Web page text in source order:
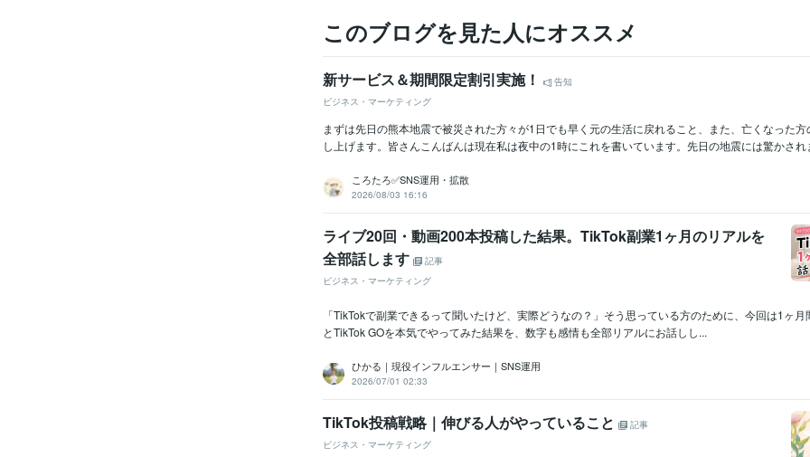
このブログを見た人にオススメ
新サービス＆期間限定割引実施！
告知
ビジネス・マーケティング
まずは先日の熊本地震で被災された方々が1日でも早く元の生活に戻れること、また、亡くなった
し上げます。皆さんこんばんは現在私は夜中の1時にこれを書いています。先日の地震には驚かされ
ころたろ✅SNS運用・拡散
2026/08/03 16:16
ライブ20回・動画200本投稿した結果。TikTok副業1ヶ月のリアルを
全部話します
記事
ビジネス・マーケティング
「TikTokで副業できるって聞いたけど、実際どうなの？」そう思っている方のために、今回は1ヶ
とTikTok GOを本気でやってみた結果を、数字も感情も全部リアルにお話しし...
ひかる｜現役インフルエンサー｜SNS運用
2026/07/01 02:33
TikTok投稿戦略｜伸びる人がやっていること
記事
ビジネス・マーケティング